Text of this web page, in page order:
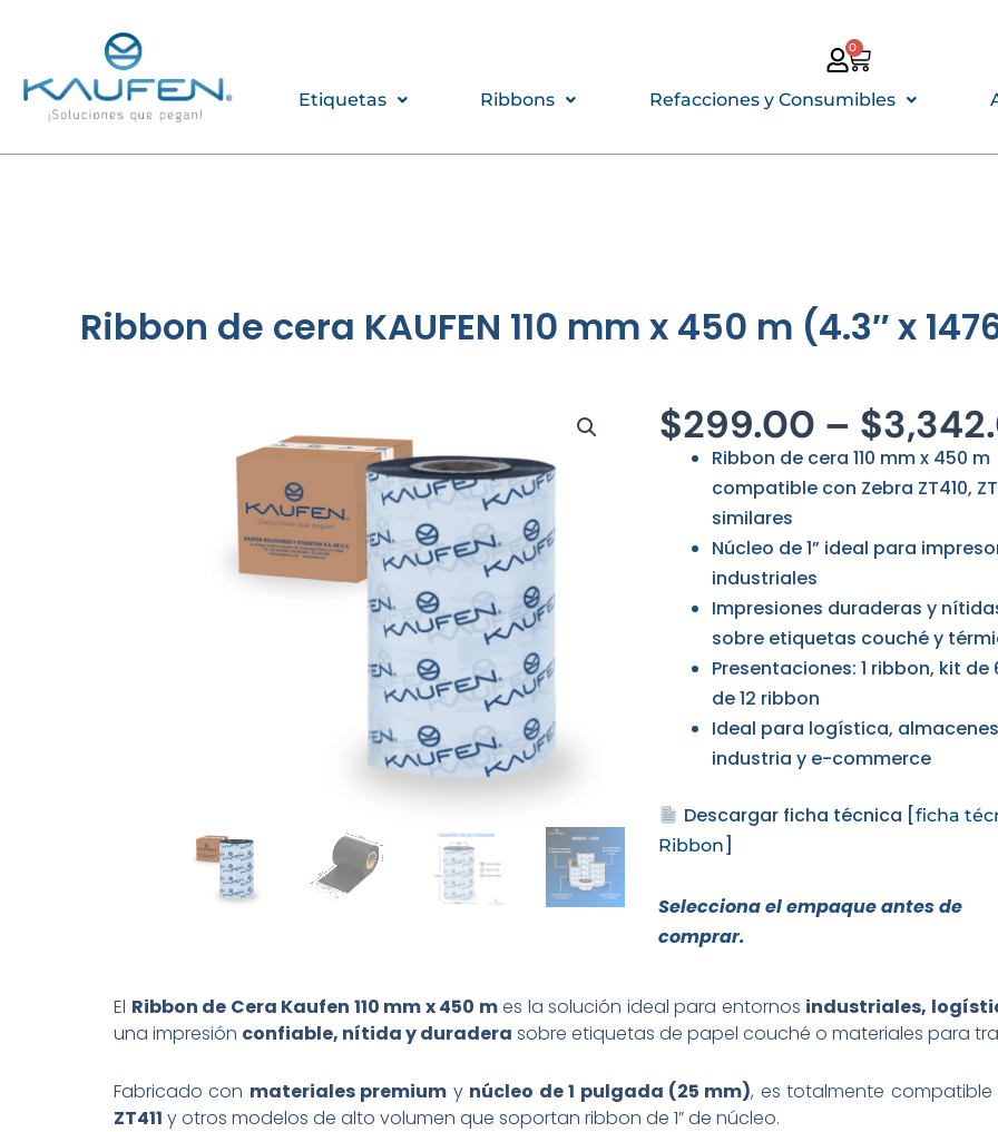
contenido
0
CARRITO
Etiquetas Ribbons Refacciones y Consumibles
Ribbon de cera KAUFEN 110 mm x 450 m (4.3″ x
$299.00 – $
Ribbon de cera 110 mm x 450 m
compatible con Zebra ZT410,
similares
Núcleo de 1” ideal para
industriales
Impresiones duraderas y
sobre etiquetas couché y
Presentaciones: 1 ribbon, kit de
de 12 ribbon
Ideal para logística,
industria y e-commerce
Descargar ficha técnica [ficha
Ribbon]
Selecciona el empaque antes de
comprar.
El Ribbon de Cera Kaufen 110 mm x 450 mes la solución ideal para entornos industriales,
una impresión confiable, nítida y duradera sobre etiquetas de papel couché o materiales para
Fabricado con materiales premium y núcleo de 1 pulgada (25 mm), es totalmente compatible
ZT411 y otros modelos de alto volumen que soportan ribbon de 1” de núcleo.